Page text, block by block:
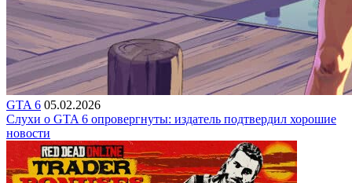
GTA 6 05.02.2026
Слухи о GTA 6 опровергнуты: издатель подтвердил хорошие
новости